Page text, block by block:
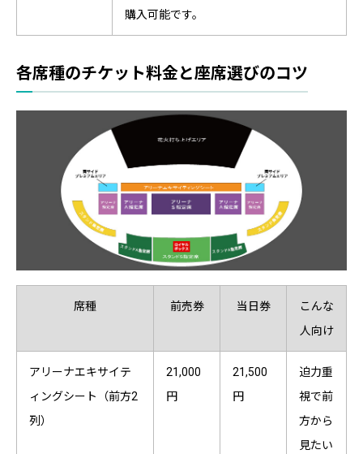
購入可能です。
各席種のチケット料金と座席選びのコツ
席種 前売券 当日券
こんな
人向け
アリーナエキサイテ
ィングシート（前方2
列）
21,000
円
21,500
円
迫力重
視で前
方から
見たい